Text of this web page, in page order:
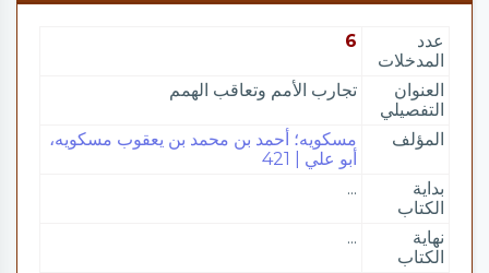
عدد
المدخلات
6
العنوان
التفصيلي
تجارب الأمم وتعاقب الهمم
المؤلف
مسكويه؛ أحمد بن محمد بن يعقوب مسكويه،
أبو علي | 421
بداية
الكتاب
...
نهاية
الكتاب
...